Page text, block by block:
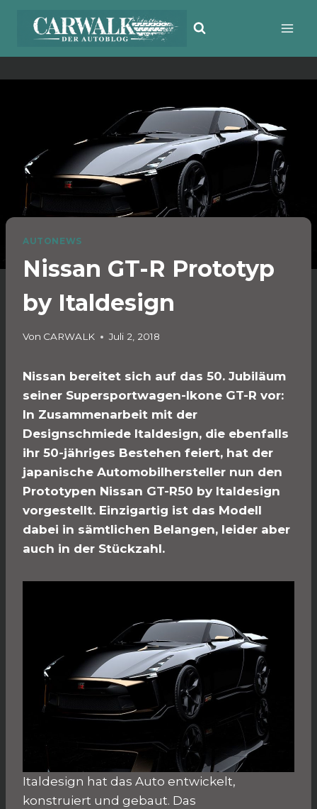
Inhalt
AUTONEWS
Nissan GT-R Prototyp
by Italdesign
Von CARWALK Juli 2, 2018
Nissan bereitet sich auf das 50. Jubiläum
seiner Supersportwagen-Ikone GT-R vor:
In Zusammenarbeit mit der
Designschmiede Italdesign, die ebenfalls
ihr 50-jähriges Bestehen feiert, hat der
japanische Automobilhersteller nun den
Prototypen Nissan GT-R50 by Italdesign
vorgestellt. Einzigartig ist das Modell
dabei in sämtlichen Belangen, leider aber
auch in der Stückzahl.
Italdesign hat das Auto entwickelt,
konstruiert und gebaut. Das